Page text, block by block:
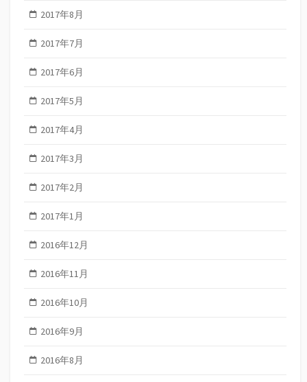
2017年8月
2017年7月
2017年6月
2017年5月
2017年4月
2017年3月
2017年2月
2017年1月
2016年12月
2016年11月
2016年10月
2016年9月
2016年8月